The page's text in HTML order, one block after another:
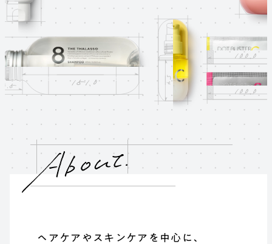
ヘアケアやスキンケアを中心に、